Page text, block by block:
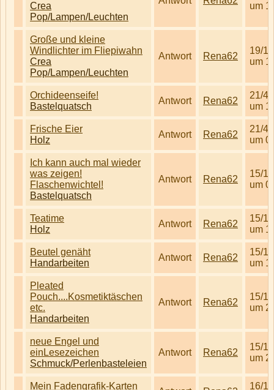
Crea
Pop/Lampen/Leuchten
um
Große und kleine
Windlichter im Fliepiwahn
Crea
Pop/Lampen/Leuchten
Antwort Rena62
19/1/
um
Orchideenseife!
Bastelquatsch
Antwort Rena62
21/4/
um
Frische Eier
Holz
Antwort Rena62
21/4/
um
Ich kann auch mal wieder
was zeigen!
Flaschenwichtel!
Bastelquatsch
Antwort Rena62
15/1/
um
Teatime
Holz
Antwort Rena62
15/1/
um
Beutel genäht
Handarbeiten
Antwort Rena62
15/1/
um
Pleated
Pouch....Kosmetiktäschen
etc.
Handarbeiten
Antwort Rena62
15/1/
um
neue Engel und
einLesezeichen
Schmuck/Perlenbasteleien
Antwort Rena62
15/1/
um
Mein Fadengrafik-Karten
16/1/